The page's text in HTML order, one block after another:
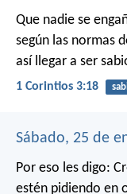
Que nadie se
según las normas
así llegar a ser
1 Corintios 3:18
Sábado, 25 de
Por eso les digo:
estén pidiendo en